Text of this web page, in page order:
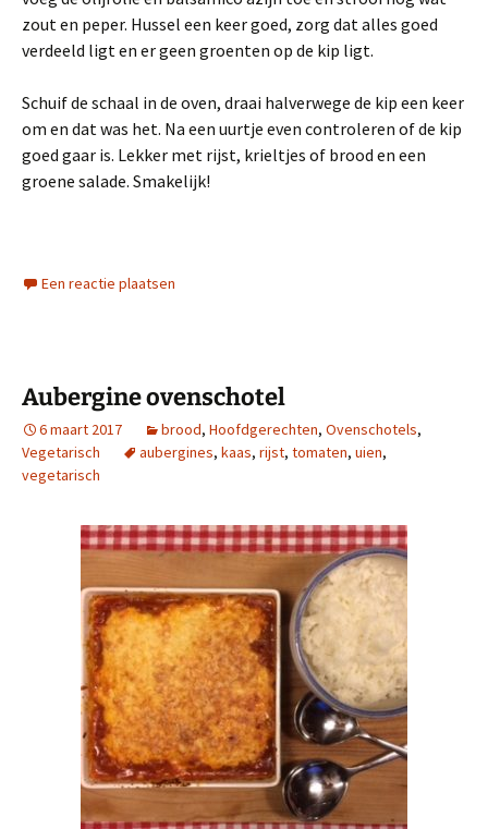
zout en peper. Hussel een keer goed, zorg dat alles goed
verdeeld ligt en er geen groenten op de kip ligt.
Schuif de schaal in de oven, draai halverwege de kip een keer
om en dat was het. Na een uurtje even controleren of de kip
goed gaar is. Lekker met rijst, krieltjes of brood en een
groene salade. Smakelijk!
Een reactie plaatsen
Aubergine ovenschotel
6 maart 2017 brood, Hoofdgerechten, Ovenschotels,
Vegetarisch
aubergines, kaas, rijst, tomaten, uien,
vegetarisch